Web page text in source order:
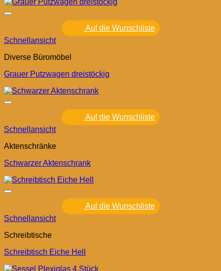
Auf die Wunschliste
Schnellansicht
Diverse Büromöbel
Grauer Putzwagen dreistöckig
Auf die Wunschliste
Schnellansicht
Aktenschränke
Schwarzer Aktenschrank
Auf die Wunschliste
Schnellansicht
Schreibtische
Schreibtisch Eiche Hell